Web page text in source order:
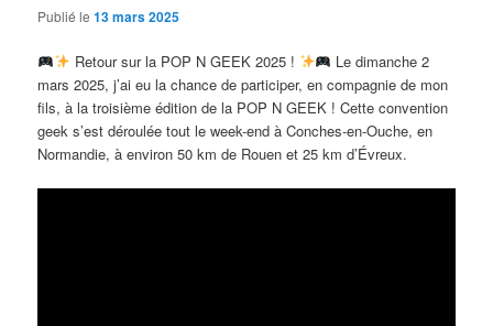
Publié le13 mars 2025
Retour sur la POP N GEEK 2025 !
Le dimanche 2
mars 2025, j’ai eu la chance de participer, en compagnie de mon
fils, à la troisième édition de la POP N GEEK ! Cette convention
geek s’est déroulée tout le week-end à Conches-en-Ouche, en
Normandie, à environ 50 km de Rouen et 25 km d’Évreux.